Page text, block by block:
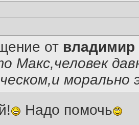
от владимир
Макс,человек
Надо помочь